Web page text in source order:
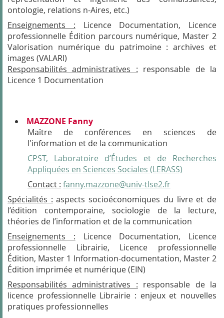
ontologie, relations n-Aires, etc.)
Enseignements : Licence Documentation, Licence
professionnelle Édition parcours numérique, Master 2
Valorisation numérique du patrimoine : archives et
images (VALARI)
Responsabilités administratives : responsable de la
Licence 1 Documentation
MAZZONE Fanny
Maître de conférences en sciences de
l'information et de la communication
CPST, Laboratoire d’Études et de Recherches
Appliquées en Sciences Sociales (LERASS)
Contact : fanny.mazzone@univ-tlse2.fr
Spécialités : aspects socioéconomiques du livre et de
l’édition contemporaine, sociologie de la lecture,
théories de l’information et de la communication
Enseignements : Licence Documentation, Licence
professionnelle Librairie, Licence professionnelle
Édition, Master 1 Information-documentation, Master 2
Édition imprimée et numérique (EIN)
Responsabilités administratives : responsable de la
licence professionnelle Librairie : enjeux et nouvelles
pratiques professionnelles